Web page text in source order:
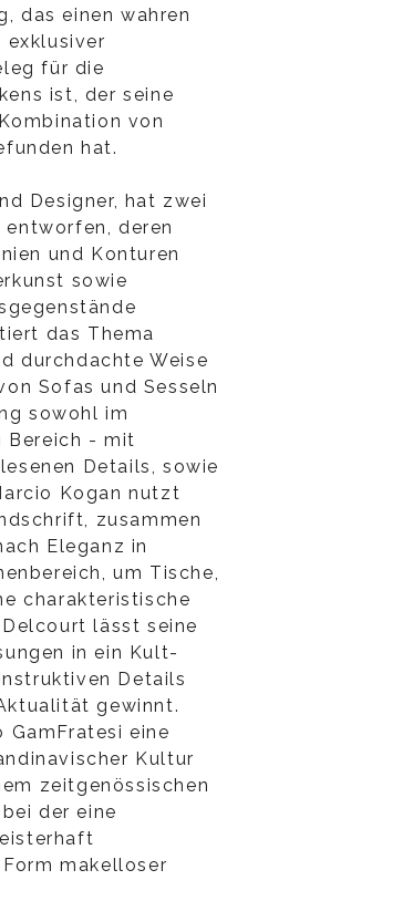
das einen wahren
exklusiver
für die
ist, der seine
von
hat.
Designer, hat zwei
deren
und Konturen
sowie
das Thema
durchdachte Weise
Sofas und Sesseln
sowohl im
Bereich - mit
Details, sowie
Kogan nutzt
zusammen
Eleganz in
um Tische,
charakteristische
lässt seine
in ein Kult-
Details
gewinnt.
eine
Kultur
zeitgenössischen
der eine
makelloser